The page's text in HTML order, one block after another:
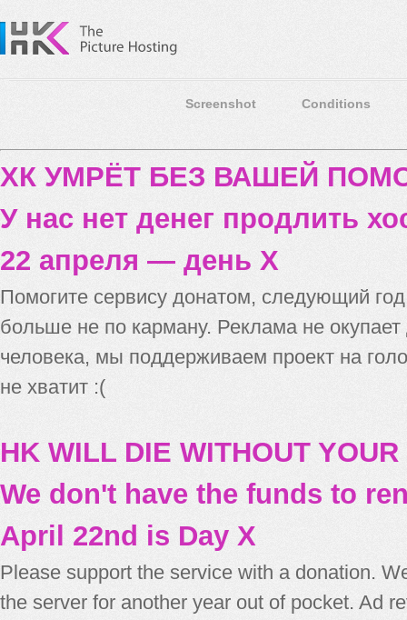
Screenshot Conditions
ХК УМРЁТ БЕЗ ВАШЕЙ
У нас нет денег продлить
22 апреля — день X
Помогите сервису донатом, следующий
больше не по карману. Реклама не
человека, мы поддерживаем проект на
не хватит :(
HK WILL DIE WITHOUT
We don't have the funds to
April 22nd is Day X
Please support the service with a donation.
the server for another year out of pocket. Ad